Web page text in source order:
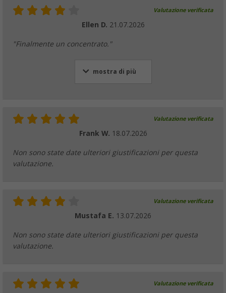
Valutazione verificata
Ellen D. 21.07.2026
"Finalmente un concentrato."
mostra di più
Valutazione verificata
Frank W. 18.07.2026
Non sono state date ulteriori giustificazioni per questa
valutazione.
Valutazione verificata
Mustafa E. 13.07.2026
Non sono state date ulteriori giustificazioni per questa
valutazione.
Valutazione verificata